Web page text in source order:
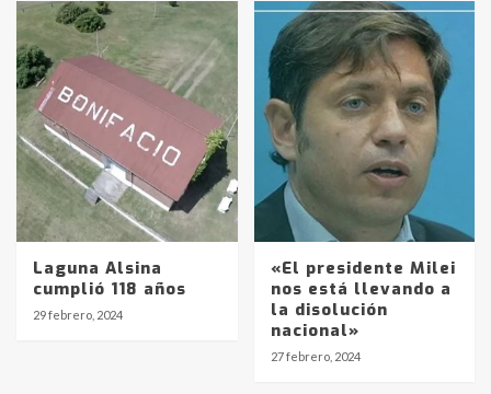
Laguna Alsina
cumplió 118 años
29 febrero, 2024
«El presidente Milei
nos está llevando a
la disolución
nacional»
27 febrero, 2024
Identidad de los adolescentes
protagonistas del fatal accidente